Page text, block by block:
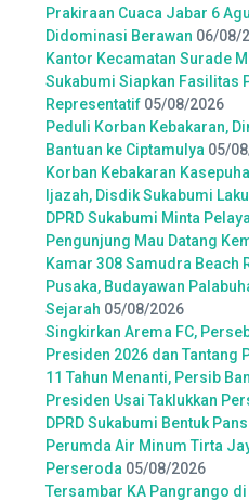
Prakiraan Cuaca Jabar 6
Didominasi Berawan 06/08/
Kantor Kecamatan Surade
Sukabumi Siapkan Fasilitas
Representatif 05/08/2026
Peduli Korban Kebakaran,
Bantuan ke Ciptamulya 05/
Korban Kebakaran
Ijazah, Disdik Sukabumi
DPRD Sukabumi Minta
Pengunjung Mau Datang
Kamar 308 Samudra Beach
Pusaka, Budayawan
Sejarah 05/08/2026
Singkirkan Arema FC,
Presiden 2026 dan Tantang
11 Tahun Menanti, Persib
Presiden Usai Taklukkan
DPRD Sukabumi Bentuk
Perumda Air Minum Tirta
Perseroda 05/08/2026
Tersambar KA Pangrango